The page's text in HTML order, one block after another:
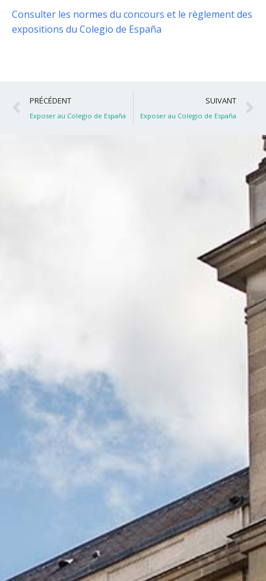
Consulter les normes du concours et le règlement des
expositions du Colegio de España
Précédent
PRÉCÉDENT
Exposer au Colegio de España
SUIVANT
Exposer au Colegio de España